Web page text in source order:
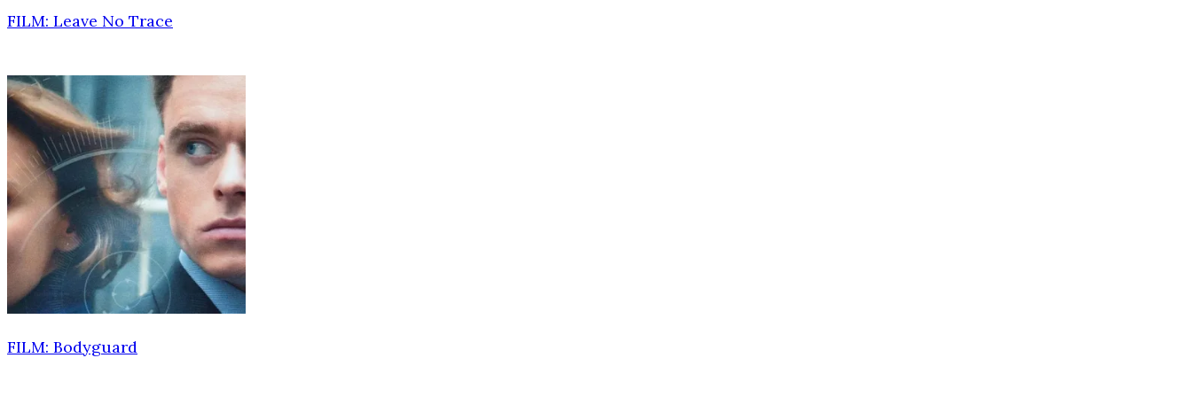
FILM: Leave No Trace
FILM: Bodyguard